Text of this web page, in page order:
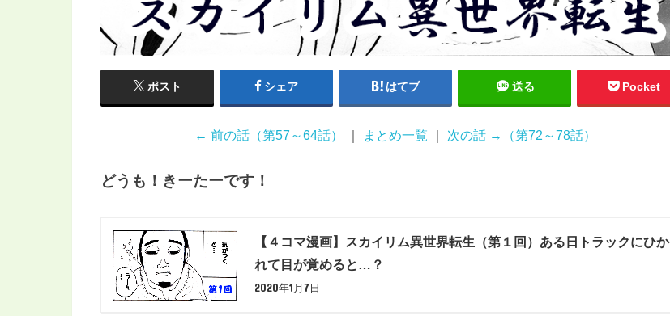
ポスト シェア はてブ 送る Pocket
← 前の話（第57～64話） まとめ一覧 次の話 →（第72～78話）
どうも！きーたーです！
【４コマ漫画】スカイリム異世界転生（第１回）ある日トラックにひか
れて目が覚めると…？
2020年1月7日